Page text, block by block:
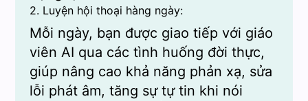
2. Luyện hội thoại hàng ngày:
Mỗi ngày, bạn được giao tiếp với giáo
viên AI qua các tình huống đời thực,
giúp nâng cao khả năng phản xạ, sửa
lỗi phát âm, tăng sự tự tin khi nói